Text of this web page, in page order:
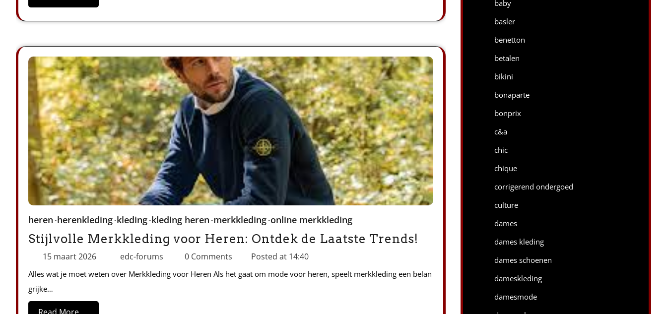
heren herenkleding kleding kleding heren merkkleding online merkkleding
Stijlvolle Merkkleding voor Heren: Ontdek de Laatste Trends!
15 maart 2026 edc-forums 0 Comments Posted at 14:40
Alles wat je moet weten over Merkkleding voor Heren Als het gaat om mode voor heren, speelt merkkleding een belan
grijke…
baby
basler
benetton
betalen
bikini
bonaparte
bonprix
c&a
chic
chique
corrigerend ondergoed
culture
dames
dames kleding
dames schoenen
dameskleding
damesmode